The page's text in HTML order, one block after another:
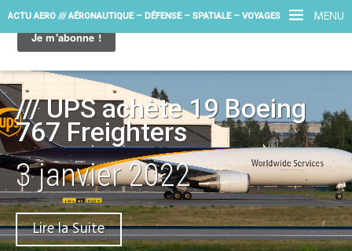
MENU
ACTU AERO /// AÉRONAUTIQUE – DÉFENSE – SPATIALE – VOYAGES
/// UPS achète 19 Boeing
767 Freighters
3 janvier 2022
Lire la Suite